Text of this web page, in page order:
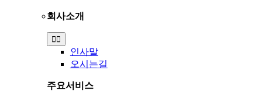
회사소개
Toggle
Navigation
인사말
오시는길
주요서비스